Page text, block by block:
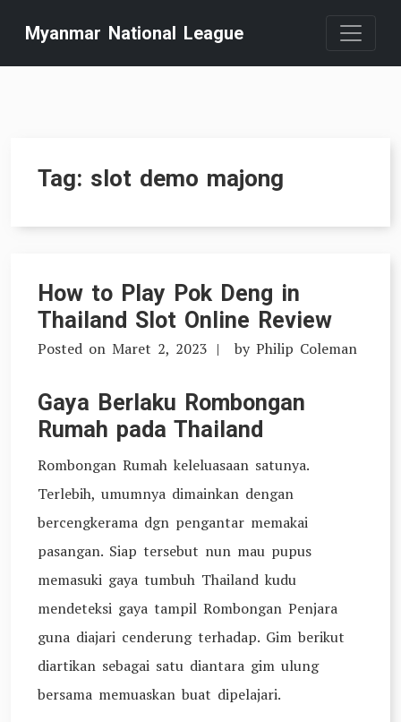
content
Myanmar National League
Tag: slot demo majong
How to Play Pok Deng in
Thailand Slot Online Review
Posted on Maret 2, 2023 by Philip Coleman
Gaya Berlaku Rombongan
Rumah pada Thailand
Rombongan Rumah keleluasaan satunya.
Terlebih, umumnya dimainkan dengan
bercengkerama dgn pengantar memakai
pasangan. Siap tersebut nun mau pupus
memasuki gaya tumbuh Thailand kudu
mendeteksi gaya tampil Rombongan Penjara
guna diajari cenderung terhadap. Gim berikut
diartikan sebagai satu diantara gim ulung
bersama memuaskan buat dipelajari.